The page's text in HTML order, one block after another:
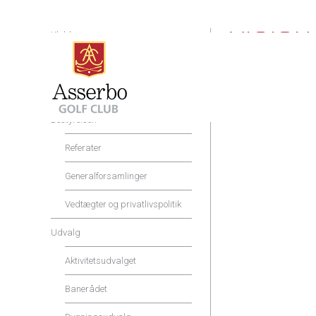
Du kan læse
Klubben
Shop og Service
Priser og rabatter
Bestyrelsen
Referater
Generalforsamlinger
Vedtægter og privatlivspolitik
Udvalg
Aktivitetsudvalget
Banerådet